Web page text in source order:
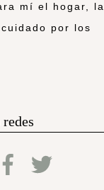
mí el hogar, la
por los